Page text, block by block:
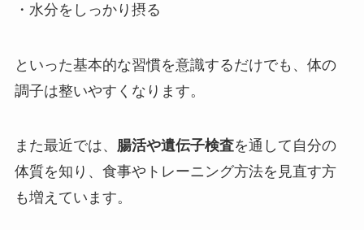
・水分をしっかり摂る
といった基本的な習慣を意識するだけでも、体の
調子は整いやすくなります。
また最近では、 腸活や遺伝子検査を通して自分の
体質を知り、食事やトレーニング方法を見直す方
も増えています。